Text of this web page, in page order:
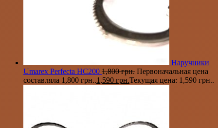
Наручники
Umarex Perfecta HC200 1,800грн. Первоначальная цена
составляла 1,800 грн..1,590 грн.Текущая цена: 1,590 грн..